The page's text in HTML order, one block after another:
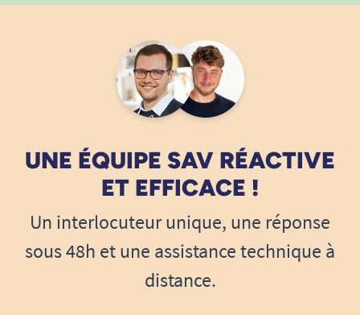
UNE ÉQUIPE SAV RÉACTIVE
ET EFFICACE !
Un interlocuteur unique, une réponse
sous 48h et une assistance technique à
distance.